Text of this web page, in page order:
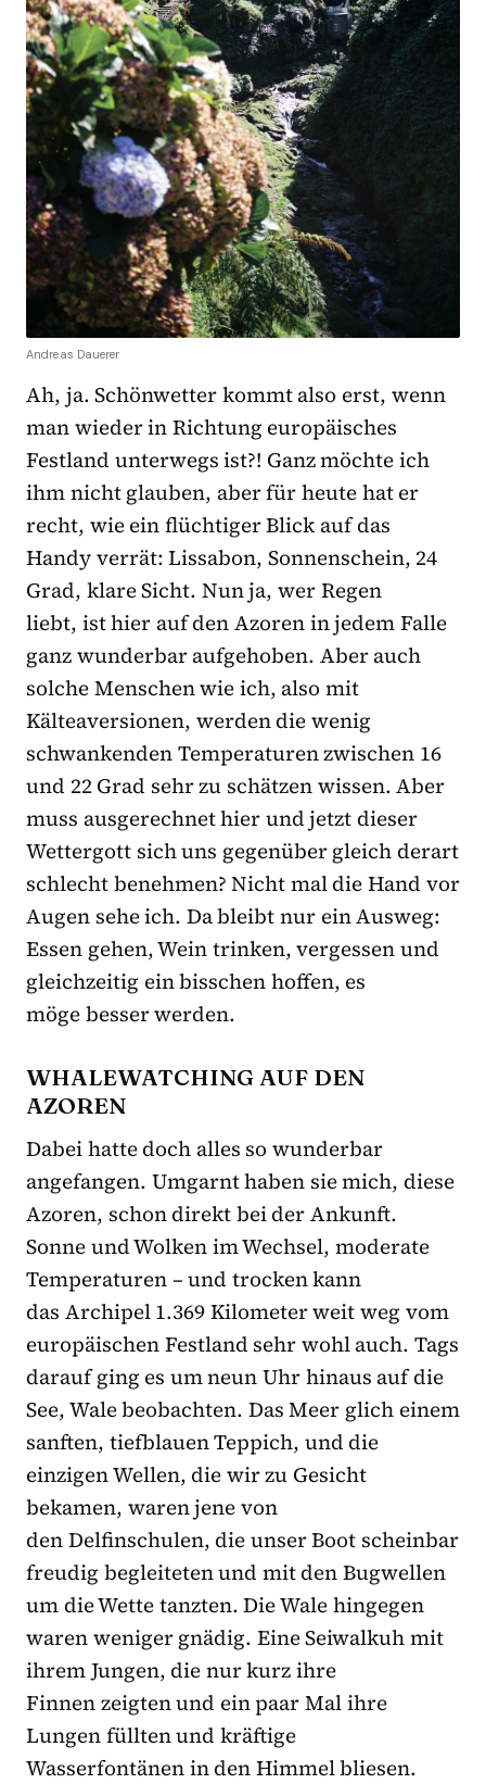
Andreas Dauerer
Ah, ja. Schönwetter kommt also erst, wenn
man wieder in Richtung europäisches
Festland unterwegs ist?! Ganz möchte ich
ihm nicht glauben, aber für heute hat er
recht, wie ein flüchtiger Blick auf das
Handy verrät: Lissabon, Sonnenschein, 24
Grad, klare Sicht. Nun ja, wer Regen
liebt, ist hier auf den Azoren in jedem Falle
ganz wunderbar aufgehoben. Aber auch
solche Menschen wie ich, also mit
Kälteaversionen, werden die wenig
schwankenden Temperaturen zwischen 16
und 22 Grad sehr zu schätzen wissen. Aber
muss ausgerechnet hier und jetzt dieser
Wettergott sich uns gegenüber gleich derart
schlecht benehmen? Nicht mal die Hand vor
Augen sehe ich. Da bleibt nur ein Ausweg:
Essen gehen, Wein trinken, vergessen und
gleichzeitig ein bisschen hoffen, es
möge besser werden.
WHALEWATCHING AUF DEN
AZOREN
Dabei hatte doch alles so wunderbar
angefangen. Umgarnt haben sie mich, diese
Azoren, schon direkt bei der Ankunft.
Sonne und Wolken im Wechsel, moderate
Temperaturen – und trocken kann
das Archipel 1.369 Kilometer weit weg vom
europäischen Festland sehr wohl auch. Tags
darauf ging es um neun Uhr hinaus auf die
See, Wale beobachten. Das Meer glich einem
sanften, tiefblauen Teppich, und die
einzigen Wellen, die wir zu Gesicht
bekamen, waren jene von
den Delfinschulen, die unser Boot scheinbar
freudig begleiteten und mit den Bugwellen
um die Wette tanzten. Die Wale hingegen
waren weniger gnädig. Eine Seiwalkuh mit
ihrem Jungen, die nur kurz ihre
Finnen zeigten und ein paar Mal ihre
Lungen füllten und kräftige
Wasserfontänen in den Himmel bliesen.